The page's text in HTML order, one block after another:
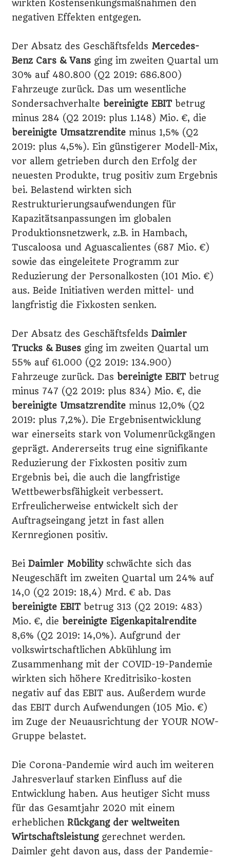
wirkten Kostensenkungsmaßnahmen den
negativen Effekten entgegen.
Der Absatz des Geschäftsfelds Mercedes-
Benz Cars & Vansging im zweiten Quartal um
30% auf 480.800 (Q2 2019: 686.800)
Fahrzeuge zurück. Das um wesentliche
Sondersachverhalte bereinigte EBITbetrug
minus 284 (Q2 2019: plus 1.148) Mio. €, die
bereinigte Umsatzrenditeminus 1,5% (Q2
2019: plus 4,5%). Ein günstigerer Modell-Mix,
vor allem getrieben durch den Erfolg der
neuesten Produkte, trug positiv zum Ergebnis
bei. Belastend wirkten sich
Restrukturierungsaufwendungen für
Kapazitätsanpassungen im globalen
Produktionsnetzwerk, z.B. in Hambach,
Tuscaloosa und Aguascalientes (687 Mio. €)
sowie das eingeleitete Programm zur
Reduzierung der Personalkosten (101 Mio. €)
aus. Beide Initiativen werden mittel- und
langfristig die Fixkosten senken.
Der Absatz des Geschäftsfelds Daimler
Trucks & Busesging im zweiten Quartal um
55% auf 61.000 (Q2 2019: 134.900)
Fahrzeuge zurück. Das bereinigte EBITbetrug
minus 747 (Q2 2019: plus 834) Mio. €, die
bereinigte Umsatzrenditeminus 12,0% (Q2
2019: plus 7,2%). Die Ergebnisentwicklung
war einerseits stark von Volumenrückgängen
geprägt. Andererseits trug eine signifikante
Reduzierung der Fixkosten positiv zum
Ergebnis bei, die auch die langfristige
Wettbewerbsfähigkeit verbessert.
Erfreulicherweise entwickelt sich der
Auftragseingang jetzt in fast allen
Kernregionen positiv.
Bei Daimler Mobilityschwächte sich das
Neugeschäft im zweiten Quartal um 24% auf
14,0 (Q2 2019: 18,4) Mrd. € ab. Das
bereinigte EBITbetrug 313 (Q2 2019: 483)
Mio. €, die bereinigte Eigenkapitalrendite
8,6% (Q2 2019: 14,0%). Aufgrund der
volkswirtschaftlichen Abkühlung im
Zusammenhang mit der COVID-19-Pandemie
wirkten sich höhere Kreditrisiko-kosten
negativ auf das EBIT aus. Außerdem wurde
das EBIT durch Aufwendungen (105 Mio. €)
im Zuge der Neuausrichtung der YOUR NOW-
Gruppe belastet.
Die Corona-Pandemie wird auch im weiteren
Jahresverlauf starken Einfluss auf die
Entwicklung haben. Aus heutiger Sicht muss
für das Gesamtjahr 2020 mit einem
erheblichen Rückgang der weltweiten
Wirtschaftsleistunggerechnet werden.
Daimler geht davon aus, dass der Pandemie-